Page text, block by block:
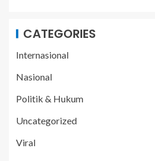
CATEGORIES
Internasional
Nasional
Politik & Hukum
Uncategorized
Viral